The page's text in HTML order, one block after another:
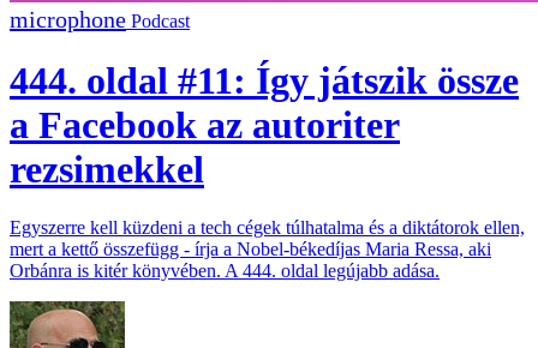
Podcast
444. oldal #11: Így játszik össze
a Facebook az autoriter
rezsimekkel
Egyszerre kell küzdeni a tech cégek túlhatalma és a diktátorok ellen,
mert a kettő összefügg - írja a Nobel-békedíjas Maria Ressa, aki
Orbánra is kitér könyvében. A 444. oldal legújabb adása.